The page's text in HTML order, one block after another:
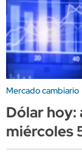
Mercado cambiario
Dólar hoy:
miércoles